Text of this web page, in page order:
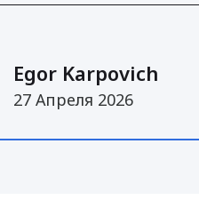
Egor Karpovich
27 Апреля 2026